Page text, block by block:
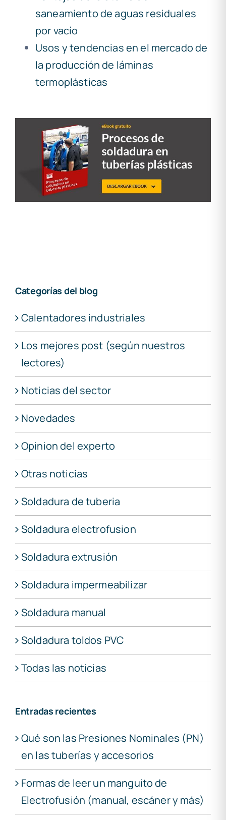
saneamiento de aguas residuales
por vacío
Usos y tendencias en el mercado de
la producción de láminas
termoplásticas
Categorías del blog
Calentadores industriales
Los mejores post (según nuestros
lectores)
Noticias del sector
Novedades
Opinion del experto
Otras noticias
Soldadura de tuberia
Soldadura electrofusion
Soldadura extrusión
Soldadura impermeabilizar
Soldadura manual
Soldadura toldos PVC
Todas las noticias
Entradas recientes
Qué son las Presiones Nominales (PN)
en las tuberías y accesorios
Formas de leer un manguito de
Electrofusión (manual, escáner y más)